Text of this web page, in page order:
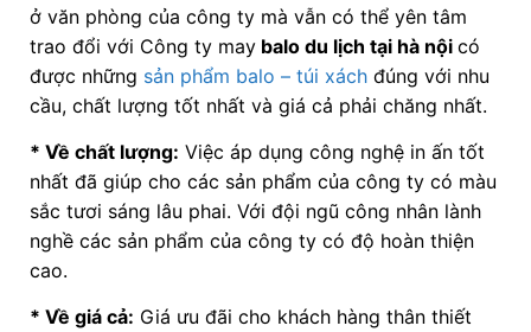
ở văn phòng của công ty mà vẫn có thể yên tâm
trao đổi với Công ty maybalo du lịch tại hà nội có
được những sản phẩm balo – túi xáchđúng với nhu
cầu, chất lượng tốt nhất và giá cả phải chăng nhất.
* Về chất lượng: Việc áp dụng công nghệ in ấn tốt
nhất đã giúp cho các sản phẩm của công ty có màu
sắc tươi sáng lâu phai. Với đội ngũ công nhân lành
nghề các sản phẩm của công ty có độ hoàn thiện
cao.
* Về giá cả: Giá ưu đãi cho khách hàng thân thiết